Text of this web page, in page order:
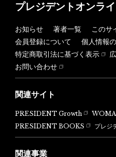
プレジデントオンラ
お知らせ 著者一覧
このサ
会員登録について
個人情報
特定商取引法に基づく表示
お問い合わせ
関連サイト
PRESIDENT Growth
PRESIDENT BOOKS
プレ
関連事業